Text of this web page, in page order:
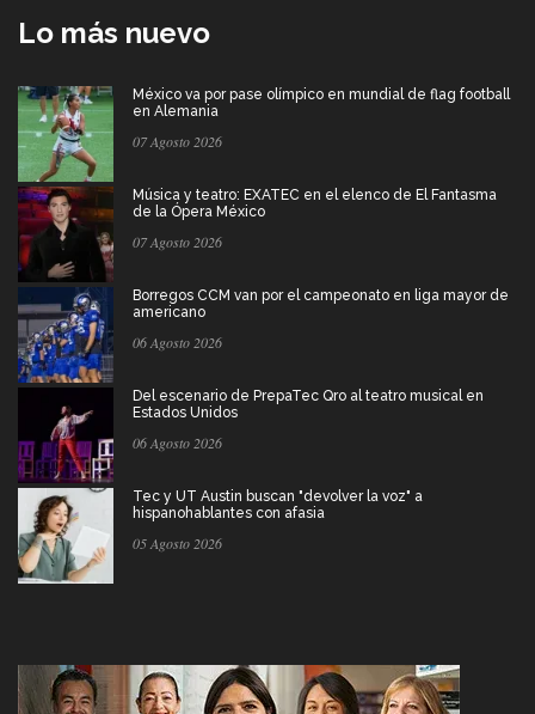
Lo más nuevo
México va por pase olímpico en mundial de flag football
en Alemania
07 Agosto 2026
Música y teatro: EXATEC en el elenco de El Fantasma
de la Ópera México
07 Agosto 2026
Borregos CCM van por el campeonato en liga mayor de
americano
06 Agosto 2026
Del escenario de PrepaTec Qro al teatro musical en
Estados Unidos
06 Agosto 2026
Tec y UT Austin buscan "devolver la voz" a
hispanohablantes con afasia
05 Agosto 2026